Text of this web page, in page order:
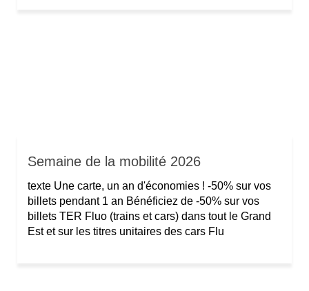
Semaine de la mobilité 2026
texte Une carte, un an d'économies ! -50% sur vos
billets pendant 1 an Bénéficiez de -50% sur vos
billets TER Fluo (trains et cars) dans tout le Grand
Est et sur les titres unitaires des cars Flu